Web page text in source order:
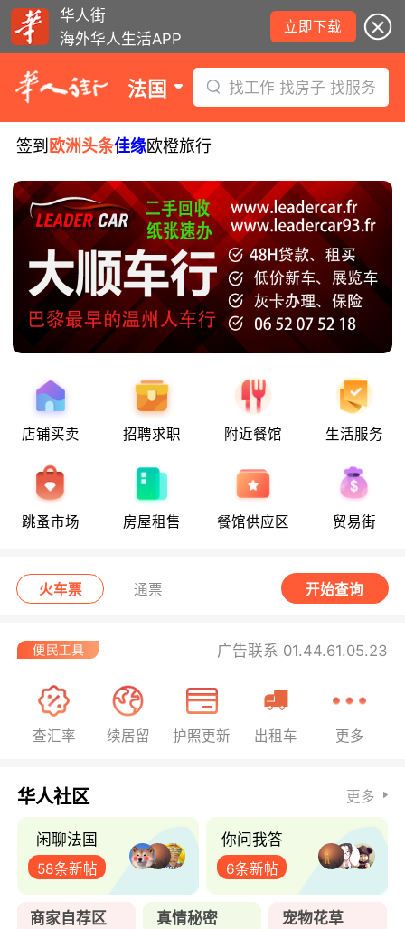
华人街
海外华人生活APP
立即下载
法国 找工作 找房子 找服务
签到 欧洲头条佳缘欧橙旅行
店铺买卖 招聘求职 附近餐馆 生活服务
跳蚤市场 房屋租售 餐馆供应区 贸易街
火车票 通票 开始查询
广告联系 01.44.61.05.23
查汇率 续居留 护照更新 出租车 更多
华人社区 更多
闲聊法国
58条新帖
你问我答
6条新帖
商家自荐区 真情秘密 宠物花草